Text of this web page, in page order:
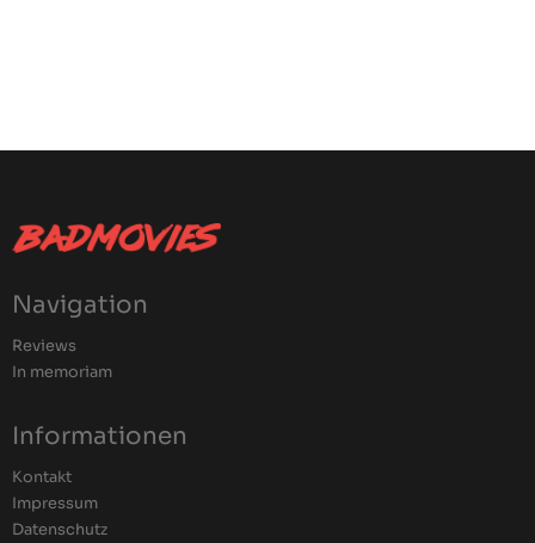
Navigation
Reviews
In memoriam
Informationen
Kontakt
Impressum
Datenschutz